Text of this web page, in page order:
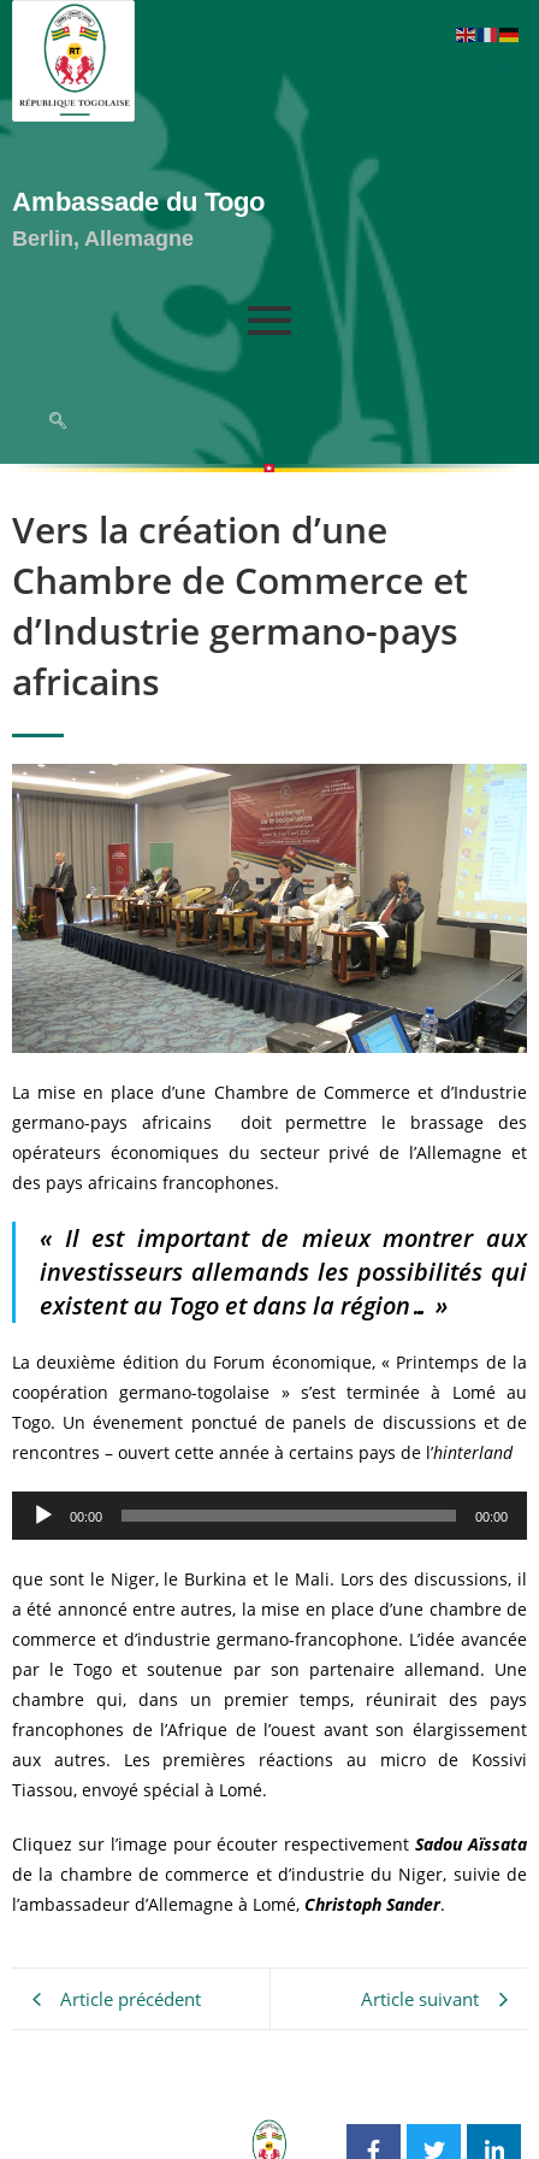
Ambassade du Togo
Berlin, Allemagne
Vers la création d’une
Chambre de Commerce et
d’Industrie germano-pays
africains
La mise en place d’une Chambre de Commerce et d’Industrie
germano-pays africains doit permettre le brassage des
opérateurs économiques du secteur privé de l’Allemagne et
des pays africains francophones.
« Il est important de mieux montrer aux
investisseurs allemands les possibilités qui
existent au Togo et dans la région… »
La deuxième édition du Forum économique, « Printemps de la
coopération germano-togolaise » s’est terminée à Lomé au
Togo. Un évenement ponctué de panels de discussions et de
rencontres – ouvert cette année à certains pays de l’hinterland
Lecteur
audio
00:00 00:00
que sont le Niger, le Burkina et le Mali. Lors des discussions, il
a été annoncé entre autres, la mise en place d’une chambre de
commerce et d’industrie germano-francophone. L’idée avancée
par le Togo et soutenue par son partenaire allemand. Une
chambre qui, dans un premier temps, réunirait des pays
francophones de l’Afrique de l’ouest avant son élargissement
aux autres. Les premières réactions au micro de Kossivi
Tiassou, envoyé spécial à Lomé.
Cliquez sur l’image pour écouter respectivementSadou Aïssata
de la chambre de commerce et d’industrie du Niger, suivie de
l’ambassadeur d’Allemagne à Lomé, Christoph Sander.
Article précédent Article suivant